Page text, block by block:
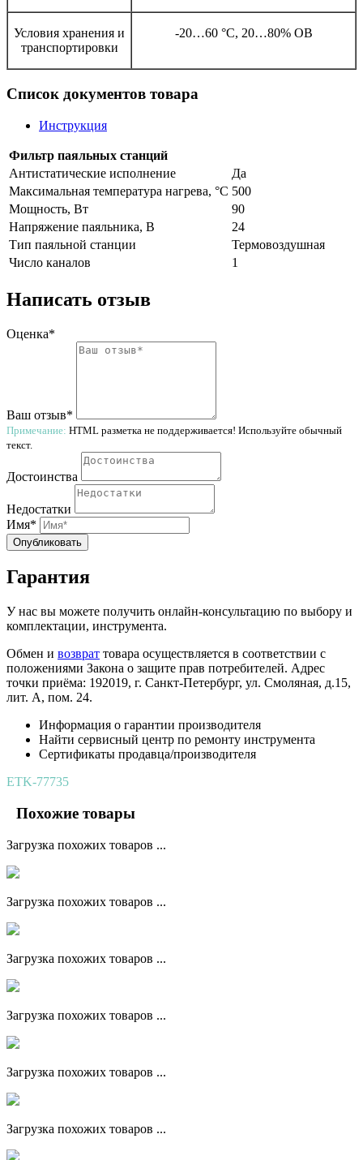
Условия хранения и
транспортировки
-20…60 °С, 20…80% ОВ
Список документов товара
Инструкция
Фильтр паяльных станций
Антистатические исполнение
Да
Максимальная температура нагрева, °C 500
Мощность, Вт
90
Напряжение паяльника, В
24
Тип паяльной станции
Термовоздушная
Число каналов
1
Написать отзыв
Оценка*
Ваш отзыв*
Примечание: HTML разметка не поддерживается! Используйте обычный
текст.
Достоинства
Недостатки
Имя*
Опубликовать
Гарантия
У нас вы можете получить онлайн-консультацию по выбору и
комплектации, инструмента.
Обмен и возврат товара осуществляется в соответствии с
положениями Закона о защите прав потребителей. Адрес
точки приёма: 192019, г. Санкт-Петербург, ул. Смоляная, д.15,
лит. А, пом. 24.
Информация о гарантии производителя
Найти сервисный центр по ремонту инструмента
Сертификаты продавца/производителя
ETK-77735
Похожие товары
Загрузка похожих товаров ...
Загрузка похожих товаров ...
Загрузка похожих товаров ...
Загрузка похожих товаров ...
Загрузка похожих товаров ...
Загрузка похожих товаров ...